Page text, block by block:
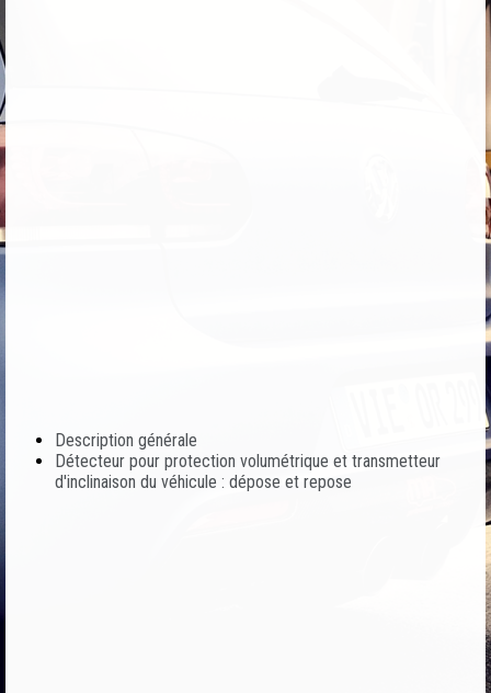
Description générale
Détecteur pour protection volumétrique et transmetteur
d'inclinaison du véhicule : dépose et repose